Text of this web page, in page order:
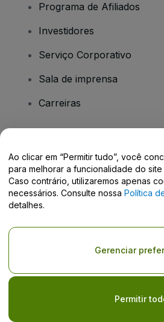
Programa de Afiliados
Investidores
Serviço Corporativo
Sala de imprensa
Carreiras
Centro de Ajuda / Fale
Direito Autoral © viagogo GmbH 2026
O uso deste site constitui aceitação dos
Não partilhar as minhas informações
Ao clicar em “Permitir tudo”, você
para melhorar a funcionalidade do
Caso contrário, utilizaremos apenas
necessários. Consulte nossa Política
detalhes.
Permitir
Gerenciar